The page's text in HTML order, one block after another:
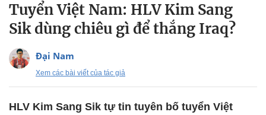
Tuyển Việt Nam: HLV Kim Sang
Sik dùng chiêu gì để thắng Iraq?
Đại Nam
Xem các bài viết của tác giả
HLV Kim Sang Sik tự tin tuyên bố tuyển Việt